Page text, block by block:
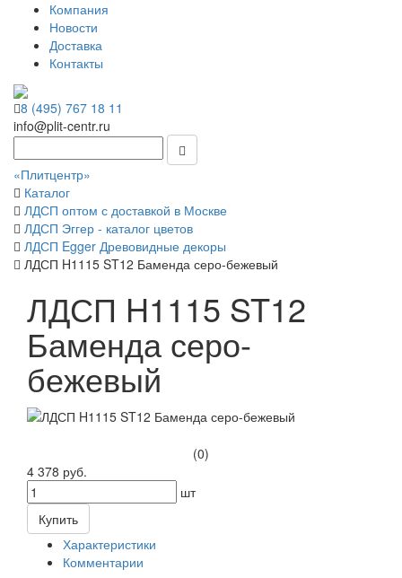
Компания
Новости
Доставка
Контакты
8 (495) 767 18 11
info@plit-centr.ru
«Плитцентр»
Каталог
ЛДСП оптом с доставкой в Москве
ЛДСП Эггер - каталог цветов
ЛДСП Egger Древовидные декоры
ЛДСП H1115 ST12 Баменда серо-бежевый
ЛДСП H1115 ST12
Баменда серо-
бежевый
(0)
4 378 руб.
шт
Купить
Характеристики
Комментарии